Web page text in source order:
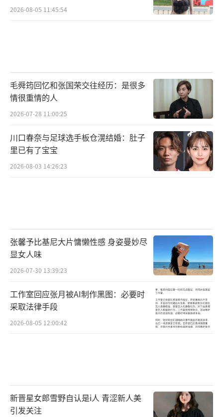
2026-08-05 11:45:54
毛舜筠回忆和张国荣交往经历：是很多
情很重情的人
2026-07-28 11:00:25
川口春奈与足球选手板仓滉结婚：肚子
里已有了宝宝
2026-08-03 14:26:23
张馨予比基尼大片慵懒性感 身姿曼妙尽
显女人味
2026-07-30 13:39:23
工作室回应张月被AI制作黑图：必要时
采取法律手段
2026-08-05 12:00:42
新晋星女郎雪野自认是i人 青涩新人美
引发关注